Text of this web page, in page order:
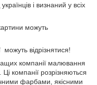
і визнаний у всіх
можуть
відрізнятися!
компанії малювання
компанії розрізняються
фарбами, якісними